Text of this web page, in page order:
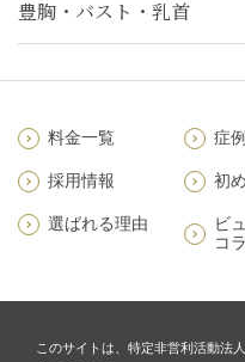
豊胸・バスト・乳首
料金一覧 症
採用情報 初
選ばれる理由
ビ
コ
このサイトは、特定非営利活動法